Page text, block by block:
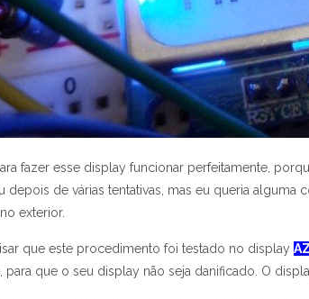
fazer esse display funcionar perfeitamente,
depois de várias tentativas, mas eu queria
exterior.
que este procedimento foi testado no display
que o seu display não seja danificado. O